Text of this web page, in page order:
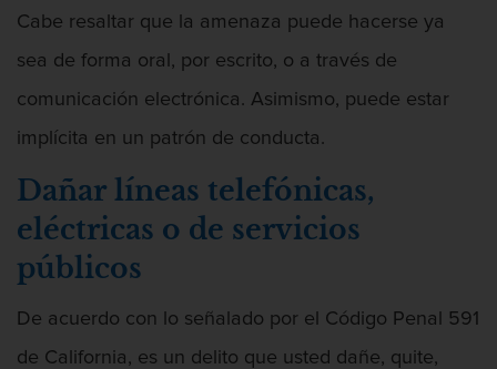
duid
Cuarta Ofensa de DUI
DUI en menores de edad
Segunda Ofensa de DUI
Tercera Ofensa de DUI
Cabe resaltar que la amenaza puede hacerse ya
sea de forma oral, por escrito, o a través de
comunicación electrónica. Asimismo, puede estar
implícita en un patrón de conducta.
Dañar líneas telefónicas,
eléctricas o de servicios
públicos
De acuerdo con lo señalado por el Código Penal 591
de California, es un delito que usted dañe, quite,